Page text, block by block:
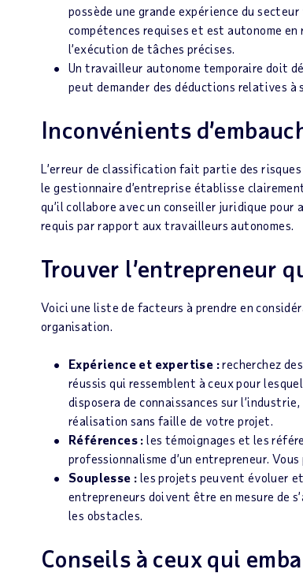
possède une grande expérience du
compétences requises et est autonome
l’exécution de tâches précises.
Un travailleur autonome temporaire doit
peut demander des déductions relatives à
Inconvénients
L’erreur de classification fait partie des
le gestionnaire d’entreprise établisse
qu’il collabore avec un conseiller juridique
requis par rapport aux travailleurs autonomes.
Trouver l’entrepreneur
Voici une liste de facteurs à prendre en
organisation.
Expérience et expertise :recherchez
réussis qui ressemblent à ceux pour
disposera de connaissances sur
réalisation sans faille de votre projet.
Références : les témoignages et les
professionnalisme d’un entrepreneur.
Souplesse : les projets peuvent évoluer
entrepreneurs doivent être en mesure de
les obstacles.
Conseils à ceux qui